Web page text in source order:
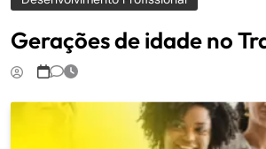
Gerações de idade no